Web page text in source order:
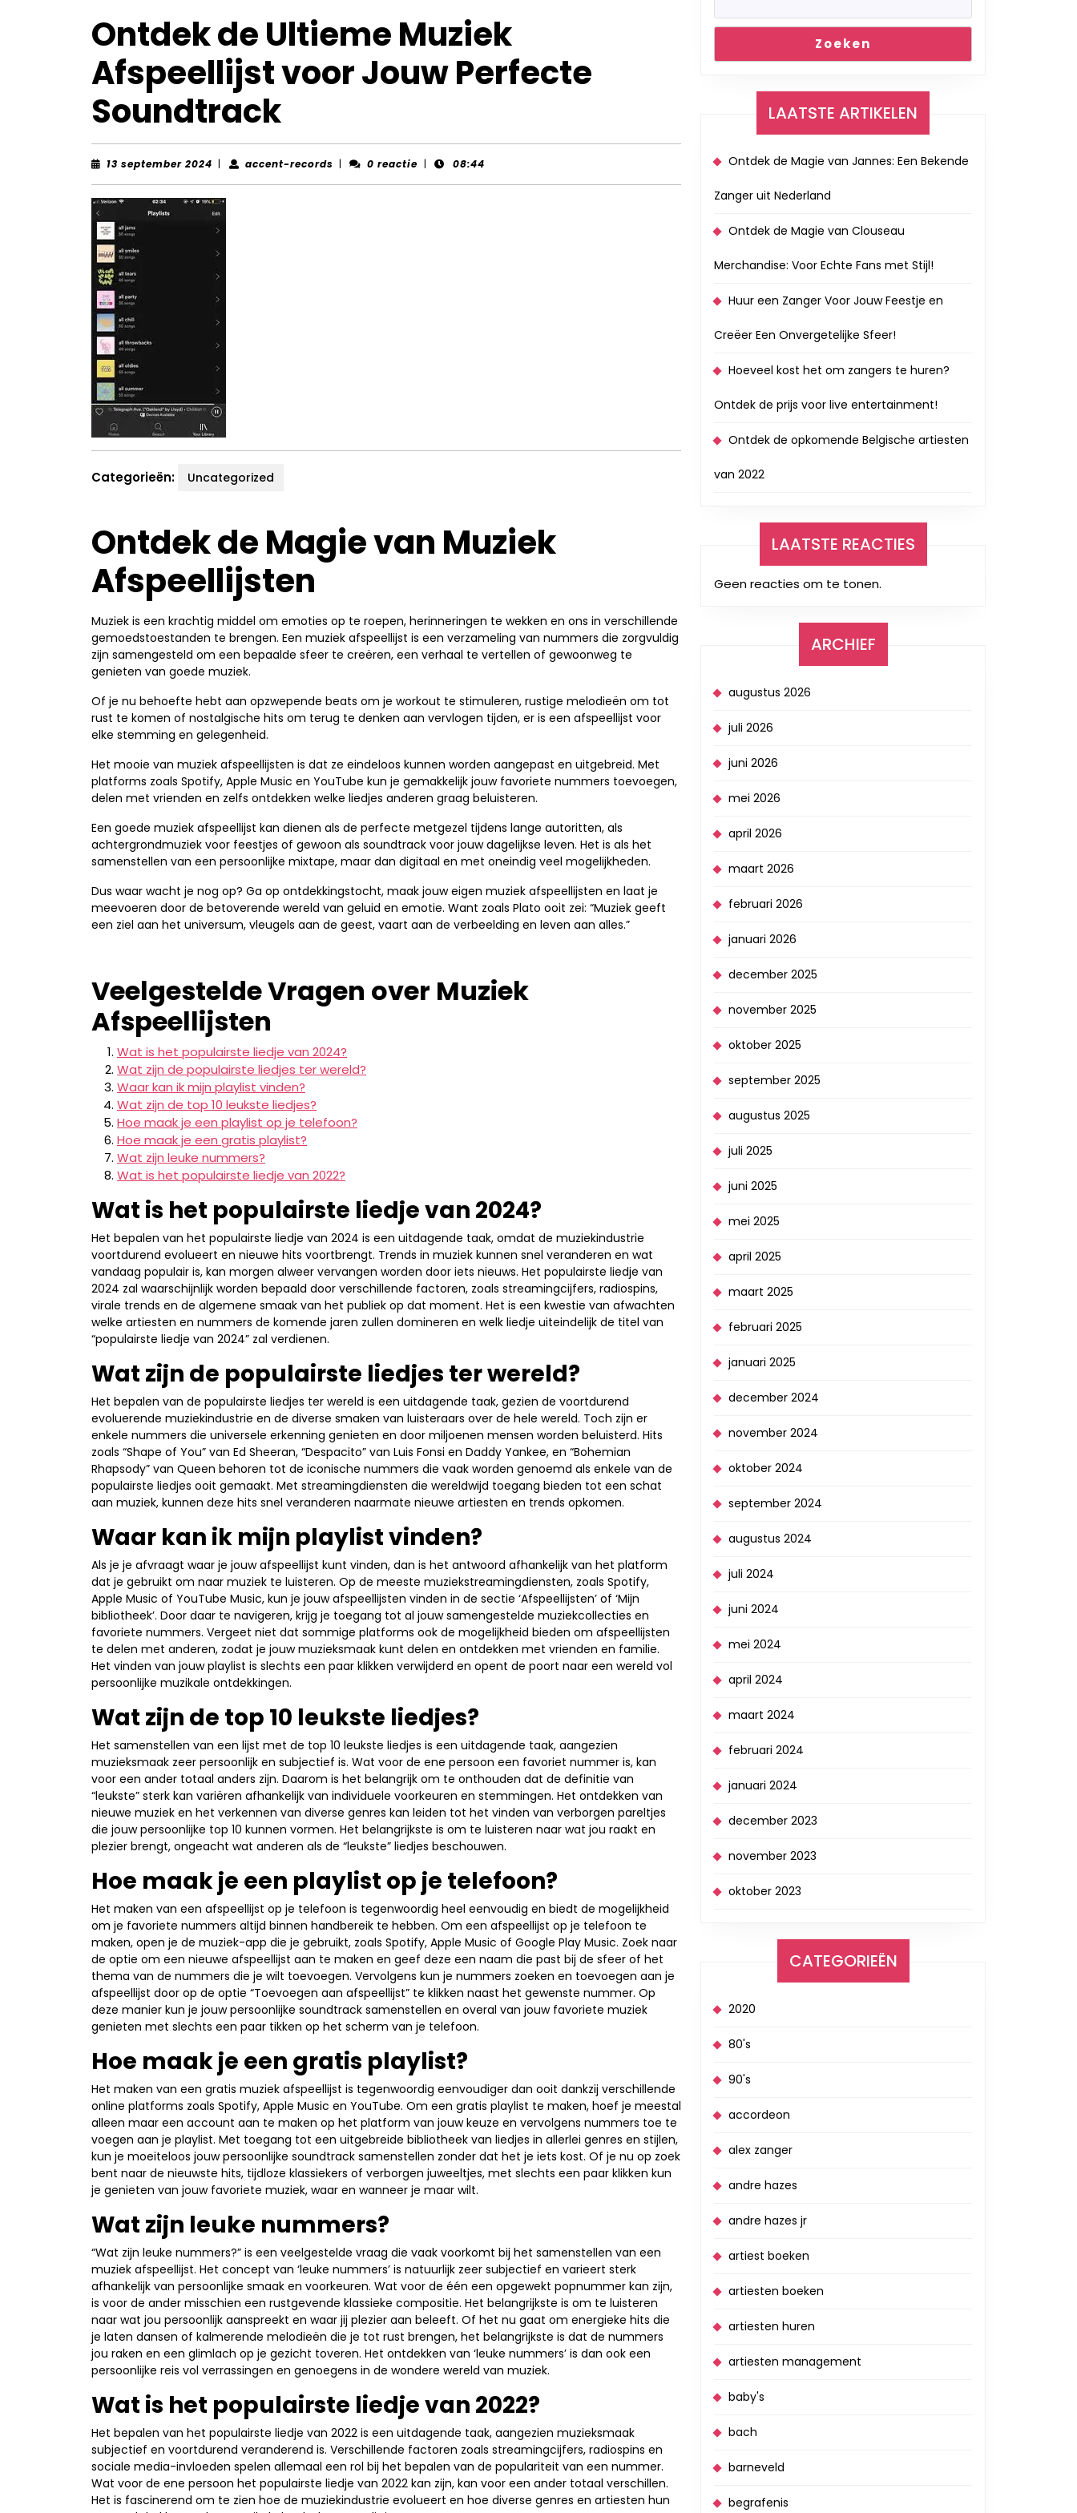
Ontdek de Ultieme Muziek
Afspeellijst voor Jouw Perfecte
Soundtrack
13 september 2024 13| accent-records accent-
| 0 reactie | 08:44
Categorieën: Uncategorized
Ontdek de Magie van Muziek
Afspeellijsten
Muziek is een krachtig middel om emoties op te roepen, herinneringen te wekken en ons in verschillende
gemoedstoestanden te brengen. Een muziek afspeellijst is een verzameling van nummers die zorgvuldig
zijn samengesteld om een bepaalde sfeer te creëren, een verhaal te vertellen of gewoonweg te
genieten van goede muziek.
Of je nu behoefte hebt aan opzwepende beats om je workout te stimuleren, rustige melodieën om tot
rust te komen of nostalgische hits om terug te denken aan vervlogen tijden, er is een afspeellijst voor
elke stemming en gelegenheid.
Het mooie van muziek afspeellijsten is dat ze eindeloos kunnen worden aangepast en uitgebreid. Met
platforms zoals Spotify, Apple Music en YouTube kun je gemakkelijk jouw favoriete nummers toevoegen,
delen met vrienden en zelfs ontdekken welke liedjes anderen graag beluisteren.
Een goede muziek afspeellijst kan dienen als de perfecte metgezel tijdens lange autoritten, als
achtergrondmuziek voor feestjes of gewoon als soundtrack voor jouw dagelijkse leven. Het is als het
samenstellen van een persoonlijke mixtape, maar dan digitaal en met oneindig veel mogelijkheden.
Dus waar wacht je nog op? Ga op ontdekkingstocht, maak jouw eigen muziek afspeellijsten en laat je
meevoeren door de betoverende wereld van geluid en emotie. Want zoals Plato ooit zei: “Muziek geeft
een ziel aan het universum, vleugels aan de geest, vaart aan de verbeelding en leven aan alles.”
Veelgestelde Vragen over Muziek
Afspeellijsten
Wat is het populairste liedje van 2024?
Wat zijn de populairste liedjes ter wereld?
Waar kan ik mijn playlist vinden?
Wat zijn de top 10 leukste liedjes?
Hoe maak je een playlist op je telefoon?
Hoe maak je een gratis playlist?
Wat zijn leuke nummers?
Wat is het populairste liedje van 2022?
Wat is het populairste liedje van 2024?
Het bepalen van het populairste liedje van 2024 is een uitdagende taak, omdat de muziekindustrie
voortdurend evolueert en nieuwe hits voortbrengt. Trends in muziek kunnen snel veranderen en wat
vandaag populair is, kan morgen alweer vervangen worden door iets nieuws. Het populairste liedje van
2024 zal waarschijnlijk worden bepaald door verschillende factoren, zoals streamingcijfers, radiospins,
virale trends en de algemene smaak van het publiek op dat moment. Het is een kwestie van afwachten
welke artiesten en nummers de komende jaren zullen domineren en welk liedje uiteindelijk de titel van
“populairste liedje van 2024” zal verdienen.
Wat zijn de populairste liedjes ter wereld?
Het bepalen van de populairste liedjes ter wereld is een uitdagende taak, gezien de voortdurend
evoluerende muziekindustrie en de diverse smaken van luisteraars over de hele wereld. Toch zijn er
enkele nummers die universele erkenning genieten en door miljoenen mensen worden beluisterd. Hits
zoals “Shape of You” van Ed Sheeran, “Despacito” van Luis Fonsi en Daddy Yankee, en “Bohemian
Rhapsody” van Queen behoren tot de iconische nummers die vaak worden genoemd als enkele van de
populairste liedjes ooit gemaakt. Met streamingdiensten die wereldwijd toegang bieden tot een schat
aan muziek, kunnen deze hits snel veranderen naarmate nieuwe artiesten en trends opkomen.
Waar kan ik mijn playlist vinden?
Als je je afvraagt waar je jouw afspeellijst kunt vinden, dan is het antwoord afhankelijk van het platform
dat je gebruikt om naar muziek te luisteren. Op de meeste muziekstreamingdiensten, zoals Spotify,
Apple Music of YouTube Music, kun je jouw afspeellijsten vinden in de sectie ‘Afspeellijsten’ of ‘Mijn
bibliotheek’. Door daar te navigeren, krijg je toegang tot al jouw samengestelde muziekcollecties en
favoriete nummers. Vergeet niet dat sommige platforms ook de mogelijkheid bieden om afspeellijsten
te delen met anderen, zodat je jouw muzieksmaak kunt delen en ontdekken met vrienden en familie.
Het vinden van jouw playlist is slechts een paar klikken verwijderd en opent de poort naar een wereld vol
persoonlijke muzikale ontdekkingen.
Wat zijn de top 10 leukste liedjes?
Het samenstellen van een lijst met de top 10 leukste liedjes is een uitdagende taak, aangezien
muzieksmaak zeer persoonlijk en subjectief is. Wat voor de ene persoon een favoriet nummer is, kan
voor een ander totaal anders zijn. Daarom is het belangrijk om te onthouden dat de definitie van
“leukste” sterk kan variëren afhankelijk van individuele voorkeuren en stemmingen. Het ontdekken van
nieuwe muziek en het verkennen van diverse genres kan leiden tot het vinden van verborgen pareltjes
die jouw persoonlijke top 10 kunnen vormen. Het belangrijkste is om te luisteren naar wat jou raakt en
plezier brengt, ongeacht wat anderen als de “leukste” liedjes beschouwen.
Hoe maak je een playlist op je telefoon?
Het maken van een afspeellijst op je telefoon is tegenwoordig heel eenvoudig en biedt de mogelijkheid
om je favoriete nummers altijd binnen handbereik te hebben. Om een afspeellijst op je telefoon te
maken, open je de muziek-app die je gebruikt, zoals Spotify, Apple Music of Google Play Music. Zoek naar
de optie om een nieuwe afspeellijst aan te maken en geef deze een naam die past bij de sfeer of het
thema van de nummers die je wilt toevoegen. Vervolgens kun je nummers zoeken en toevoegen aan je
afspeellijst door op de optie “Toevoegen aan afspeellijst” te klikken naast het gewenste nummer. Op
deze manier kun je jouw persoonlijke soundtrack samenstellen en overal van jouw favoriete muziek
genieten met slechts een paar tikken op het scherm van je telefoon.
Hoe maak je een gratis playlist?
Het maken van een gratis muziek afspeellijst is tegenwoordig eenvoudiger dan ooit dankzij verschillende
online platforms zoals Spotify, Apple Music en YouTube. Om een gratis playlist te maken, hoef je meestal
alleen maar een account aan te maken op het platform van jouw keuze en vervolgens nummers toe te
voegen aan je playlist. Met toegang tot een uitgebreide bibliotheek van liedjes in allerlei genres en stijlen,
kun je moeiteloos jouw persoonlijke soundtrack samenstellen zonder dat het je iets kost. Of je nu op zoek
bent naar de nieuwste hits, tijdloze klassiekers of verborgen juweeltjes, met slechts een paar klikken kun
je genieten van jouw favoriete muziek, waar en wanneer je maar wilt.
Wat zijn leuke nummers?
“Wat zijn leuke nummers?” is een veelgestelde vraag die vaak voorkomt bij het samenstellen van een
muziek afspeellijst. Het concept van ‘leuke nummers’ is natuurlijk zeer subjectief en varieert sterk
afhankelijk van persoonlijke smaak en voorkeuren. Wat voor de één een opgewekt popnummer kan zijn,
is voor de ander misschien een rustgevende klassieke compositie. Het belangrijkste is om te luisteren
naar wat jou persoonlijk aanspreekt en waar jij plezier aan beleeft. Of het nu gaat om energieke hits die
je laten dansen of kalmerende melodieën die je tot rust brengen, het belangrijkste is dat de nummers
jou raken en een glimlach op je gezicht toveren. Het ontdekken van ‘leuke nummers’ is dan ook een
persoonlijke reis vol verrassingen en genoegens in de wondere wereld van muziek.
Wat is het populairste liedje van 2022?
Het bepalen van het populairste liedje van 2022 is een uitdagende taak, aangezien muzieksmaak
subjectief en voortdurend veranderend is. Verschillende factoren zoals streamingcijfers, radiospins en
sociale media-invloeden spelen allemaal een rol bij het bepalen van de populariteit van een nummer.
Wat voor de ene persoon het populairste liedje van 2022 kan zijn, kan voor een ander totaal verschillen.
Het is fascinerend om te zien hoe de muziekindustrie evolueert en hoe diverse genres en artiesten hun
Zoeken
LAATSTE ARTIKELEN
Ontdek de Magie van Jannes: Een Bekende
Zanger uit Nederland
Ontdek de Magie van Clouseau
Merchandise: Voor Echte Fans met Stijl!
Huur een Zanger Voor Jouw Feestje en
Creëer Een Onvergetelijke Sfeer!
Hoeveel kost het om zangers te huren?
Ontdek de prijs voor live entertainment!
Ontdek de opkomende Belgische artiesten
van 2022
LAATSTE REACTIES
Geen reacties om te tonen.
ARCHIEF
augustus 2026
juli 2026
juni 2026
mei 2026
april 2026
maart 2026
februari 2026
januari 2026
december 2025
november 2025
oktober 2025
september 2025
augustus 2025
juli 2025
juni 2025
mei 2025
april 2025
maart 2025
februari 2025
januari 2025
december 2024
november 2024
oktober 2024
september 2024
augustus 2024
juli 2024
juni 2024
mei 2024
april 2024
maart 2024
februari 2024
januari 2024
december 2023
november 2023
oktober 2023
CATEGORIEËN
2020
80's
90's
accordeon
alex zanger
andre hazes
andre hazes jr
artiest boeken
artiesten boeken
artiesten huren
artiesten management
baby's
bach
barneveld
begrafenis